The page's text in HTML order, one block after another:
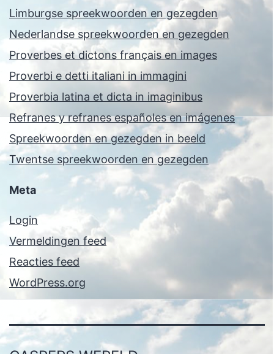
Limburgse spreekwoorden en gezegden
Nederlandse spreekwoorden en gezegden
Proverbes et dictons français en images
Proverbi e detti italiani in immagini
Proverbia latina et dicta in imaginibus
Refranes y refranes españoles en imágenes
Spreekwoorden en gezegden in beeld
Twentse spreekwoorden en gezegden
Meta
Login
Vermeldingen feed
Reacties feed
WordPress.org